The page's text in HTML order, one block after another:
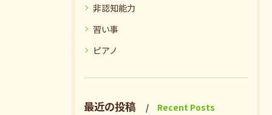
非認知能力
習い事
ピアノ
最近の投稿 Recent Posts